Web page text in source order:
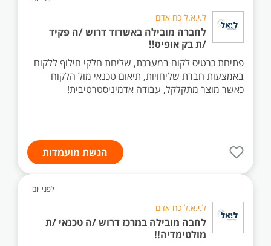
ל.י.א.ל כח אדם
לחברה מובילה באשדוד דרוש /ה פקיד
/ת בק אופיס!!
פתיחת כרטיס לקוח במערכת, שליחת חלקי חילוף ללקוח
באמצעות חברת שליחויות, תיאום טכנאי מול הלקוח
כאשר מוצר מתקלקל, עבודה אדמיניסטרטיבית!
הגשת מועמדות
לפני יום
ל.י.א.ל כח אדם
לחבה מובילה במרכז דרוש /ה טכנאי /ת
מולטימדיה!!